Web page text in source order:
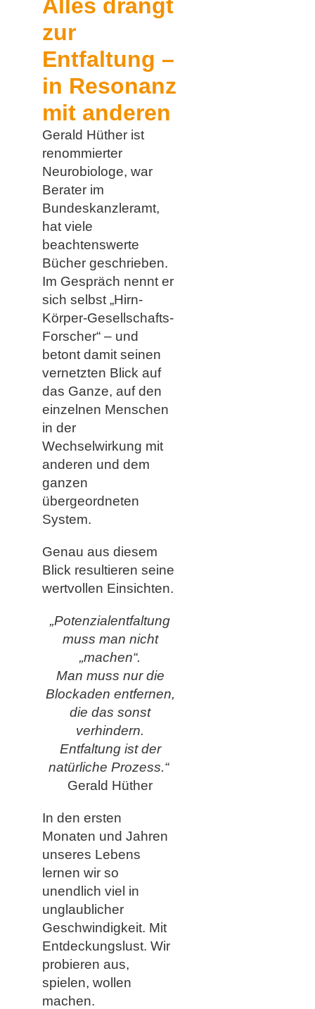
Alles drängt
zur
Entfaltung –
in Resonanz
mit anderen
Gerald Hüther ist
renommierter
Neurobiologe, war
Berater im
Bundeskanzleramt,
hat viele
beachtenswerte
Bücher geschrieben.
Im Gespräch nennt er
sich selbst „Hirn-
Körper-Gesellschafts-
Forscher“ – und
betont damit seinen
vernetzten Blick auf
das Ganze, auf den
einzelnen Menschen
in der
Wechselwirkung mit
anderen und dem
ganzen
übergeordneten
System.
Genau aus diesem
Blick resultieren seine
wertvollen Einsichten.
„Potenzialentfaltung
muss man nicht
„machen“.
Man muss nur die
Blockaden entfernen,
die das sonst
verhindern.
Entfaltung ist der
natürliche Prozess.“
Gerald Hüther
In den ersten
Monaten und Jahren
unseres Lebens
lernen wir so
unendlich viel in
unglaublicher
Geschwindigkeit. Mit
Entdeckungslust. Wir
probieren aus,
spielen, wollen
machen.